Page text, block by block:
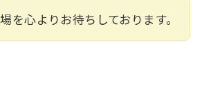
を心よりお待ちしております。